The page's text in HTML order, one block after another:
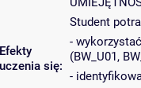
Efekty
uczenia się:
Student
-
(BW_U01,
-